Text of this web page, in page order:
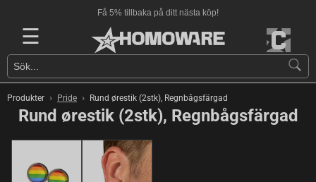
Få 5% tillbaka på ditt nästa köp!
☰
Produkter › Pride › Rund ørestik (2stk), Regnbågsfärgad
Rund ørestik (2stk), Regnbågsfärgad